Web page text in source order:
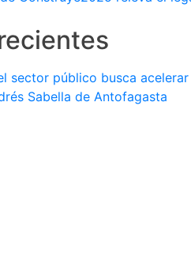
sector público busca
Sabella de Antofagasta